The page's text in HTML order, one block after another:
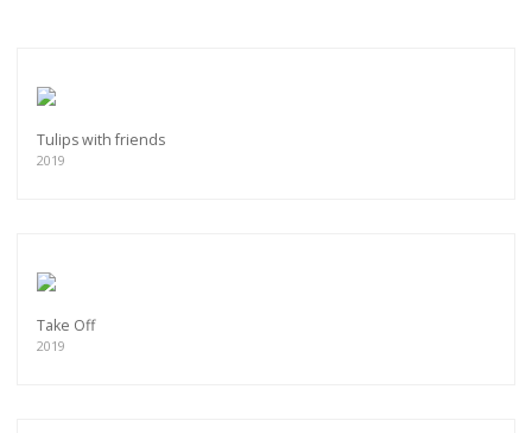
Tulips with friends
2019
Take Off
2019